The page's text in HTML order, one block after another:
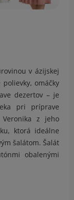
v ázijskej
omáčky
dezertov – je
pri príprave
Veronika z jeho
ktorá ideálne
šalátom. Šalát
obalenými